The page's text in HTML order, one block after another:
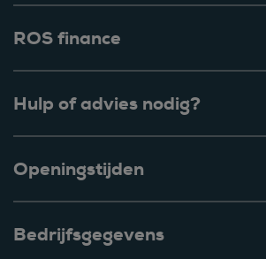
ROS finance
Hulp of advies nodig?
Openingstijden
Bedrijfsgegevens